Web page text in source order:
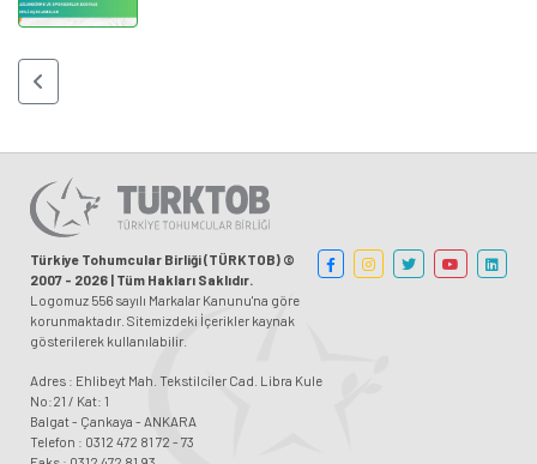
Türkiye Tohumcular Birliği (TÜRKTOB) ©
2007 - 2026 | Tüm Hakları Saklıdır.
Logomuz 556 sayılı Markalar Kanunu'na göre
korunmaktadır. Sitemizdeki İçerikler kaynak
gösterilerek kullanılabilir.
Adres : Ehlibeyt Mah. Tekstilciler Cad. Libra Kule
No:21 / Kat: 1
Balgat - Çankaya - ANKARA
Telefon : 0312 472 81 72 - 73